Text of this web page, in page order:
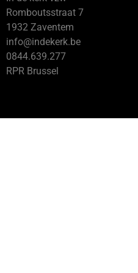
Romboutsstraat 7
1932 Zaventem
info@indekerk.be
0844.639.277
RPR Brussel